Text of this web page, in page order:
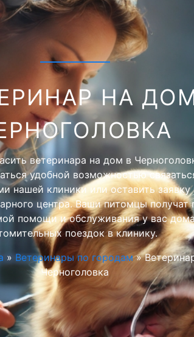
НА
ветеринара на дом в
удобной возможностью
нашей клиники или оставить заявку
центра. Ваши питомцы получат
помощи и обслуживания у вас
поездок в клинику.
» Ветеринары по городам»
Черноголовка